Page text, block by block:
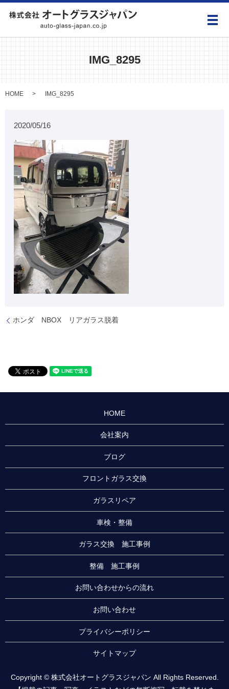
メ
IMG_8295
HOME IMG_8295
2020/05/16
ホンダ NBOX リアガラス脱着
HOME
会社案内
ブログ
フロントガラス交換
ガラスリペア
車検・整備
ガラス交換 施工事例
整備 施工事例
お問い合わせからの流れ
お問い合わせ
プライバシーポリシー
サイトマップ
Copyright © 株式会社オートグラスジャパン All Rights Reserved.